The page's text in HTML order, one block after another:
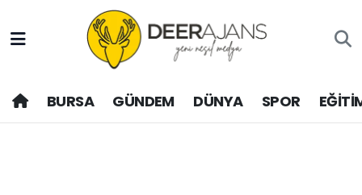
BURSA GÜNDEM DÜNYA SPOR
Hava Durumu
Trafik Durumu